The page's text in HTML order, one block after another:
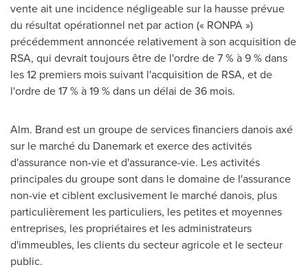
vente ait une incidence négligeable sur la hausse prévue
du résultat opérationnel net par action (« RONPA »)
précédemment annoncée relativement à son acquisition de
RSA, qui devrait toujours être de l'ordre de 7 % à 9 % dans
les 12 premiers mois suivant l'acquisition de RSA, et de
l'ordre de 17 % à 19 % dans un délai de 36 mois.
Alm. Brand est un groupe de services financiers danois axé
sur le marché du Danemark et exerce des activités
d'assurance non-vie et d'assurance-vie. Les activités
principales du groupe sont dans le domaine de l'assurance
non-vie et ciblent exclusivement le marché danois, plus
particulièrement les particuliers, les petites et moyennes
entreprises, les propriétaires et les administrateurs
d'immeubles, les clients du secteur agricole et le secteur
public.